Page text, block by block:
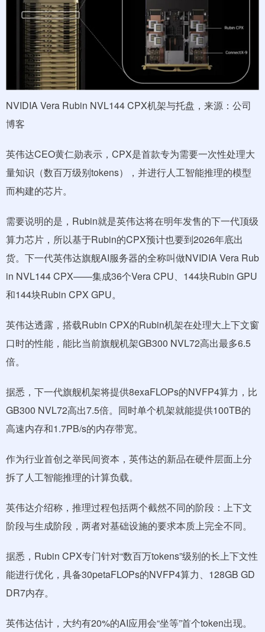
NVIDIA Vera Rubin NVL144 CPX机架与托盘，来源：公司
博客
英伟达CEO黄仁勋表示，CPX是首款专为需要一次性处理大
量知识（数百万级别tokens），并进行人工智能推理的模型
而构建的芯片。
需要说明的是，Rubin就是英伟达将在明年发售的下一代顶级
算力芯片，所以基于Rubin的CPX预计也要到2026年底出
货。下一代英伟达旗舰AI服务器的全称叫做NVIDIA Vera Rub
in NVL144 CPX——集成36个Vera CPU、144块Rubin GPU
和144块Rubin CPX GPU。
英伟达透露，搭载Rubin CPX的Rubin机架在处理大上下文窗
口时的性能，能比当前旗舰机架GB300 NVL72高出最多6.5
倍。
据悉，下一代旗舰机架将提供8exaFLOPs的NVFP4算力，比
GB300 NVL72高出7.5倍。同时单个机架就能提供100TB的
高速内存和1.7PB/s的内存带宽。
作为行业首创之举民间资本，英伟达的新品在硬件层面上分
拆了人工智能推理的计算负载。
英伟达介绍称，推理过程包括两个截然不同的阶段：上下文
阶段与生成阶段，两者对基础设施的要求本质上完全不同。
据悉，Rubin CPX专门针对“数百万tokens”级别的长上下文性
能进行优化，具备30petaFLOPs的NVFP4算力、128GB GD
DR7内存。
英伟达估计，大约有20%的AI应用会“坐等”首个token出现。